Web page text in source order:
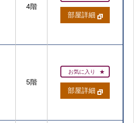
4階
部屋詳細
5階
お気に入り
部屋詳細